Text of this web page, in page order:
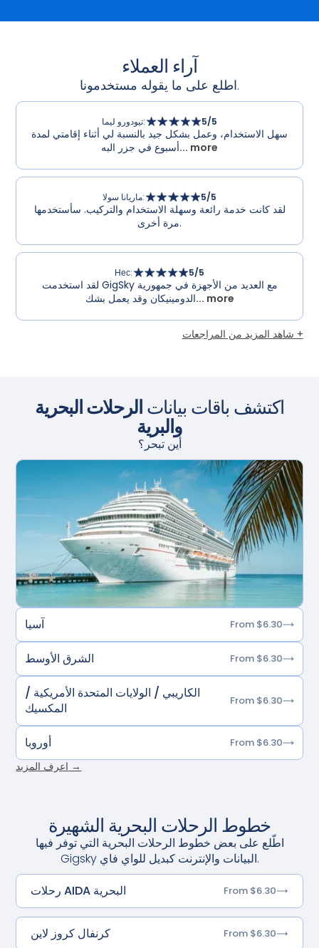
آراء العملاء
اطلع على ما يقوله مستخدمونا.
تيودورو ليما: 5/5
سهل الاستخدام، وعمل بشكل جيد بالنسبة لي أثناء إقامتي لمدة
أسبوع في جزر البه... more
ماريانا سولا: 5/5
لقد كانت خدمة رائعة وسهلة الاستخدام والتركيب. سأستخدمها
مرة أخرى.
Нес: 5/5
لقد استخدمت GigSky مع العديد من الأجهزة في جمهورية
الدومينيكان وقد يعمل بشك... more
شاهد المزيد من المراجعات +
اكتشف باقات بياناتالرحلات البحرية
والبرية
أين تبحر؟
آسيا From $6.30
الشرق الأوسط From $6.30
الكاريبي / الولايات المتحدة الأمريكية /
المكسيك
From $6.30
أوروبا From $6.30
اعرف المزيد →
خطوط الرحلات البحرية الشهيرة
اطّلع على بعض خطوط الرحلات البحرية التي توفر فيها
Gigsky البيانات والإنترنت كبديل للواي فاي.
رحلات AIDA البحرية
From $6.30
كرنفال كروز لاين From $6.30